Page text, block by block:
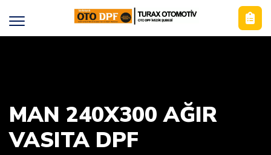
MAN 240X300 AĞIR
VASITA DPF